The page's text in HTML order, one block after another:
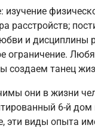
расстройств;
и
ограничение.
создаем танец
они в жизни
6-й
эти виды опыта